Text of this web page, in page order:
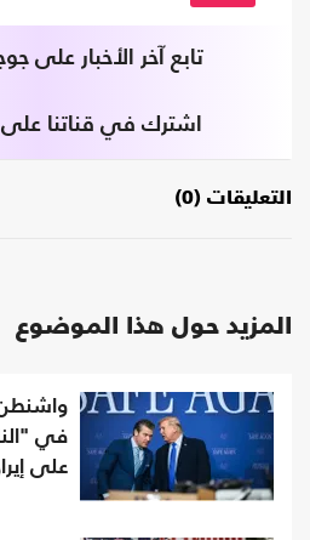
تابع آخر الأخبار على
اشترك في قناتنا على
التعليقات (0)
المزيد حول هذا الموضوع
في
على